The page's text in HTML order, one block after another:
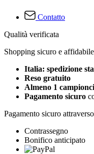
Contatto
Qualità verificata
Shopping sicuro e affidabile
Italia: spedizione
Reso gratuito
Almeno 1
Pagamento sicuro
Pagamento sicuro attraverso
Contrassegno
Bonifico anticipato